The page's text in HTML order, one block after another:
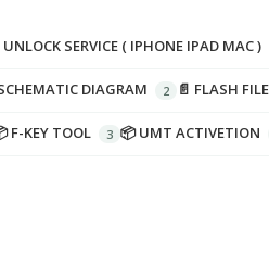
SERVICE ( IPHONE IPAD MAC )
DIAGRAM 📄 FLASH
F-KEY TOOL 📦 UMT ACTIVETION